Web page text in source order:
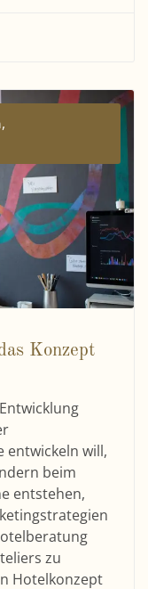
,
Konzept
entwickeln will,
beim
entstehen,
zu
Hotelkonzept